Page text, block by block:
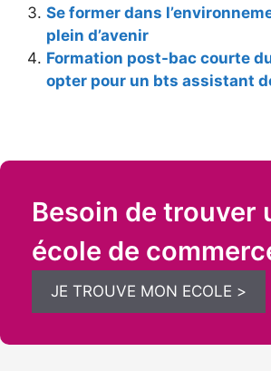
Se former dans
plein d’avenir
Formation post-bac courte
opter pour un bts assistant
Besoin de trouver
école de
JE TROUVE MON ECOLE >